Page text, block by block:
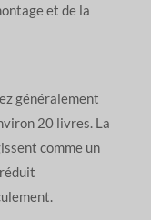
et de la
généralement
20 livres. La
comme un